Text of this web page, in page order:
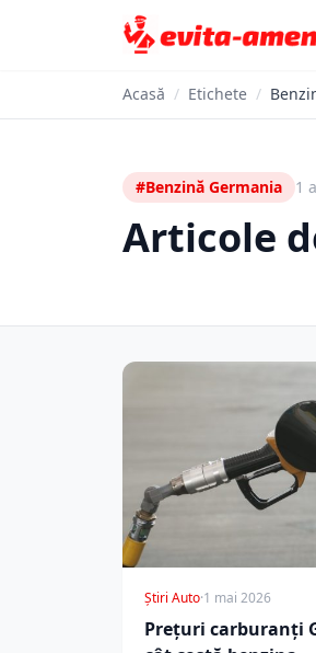
Acasă / Etichete /
#Benzină Germania 1
Articole
Știri Auto·1 mai 2026
Prețuri carburanți